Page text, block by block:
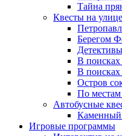
Тайна
Квесты на улице
Берегом
В поисках
В
Остров
По местам
Автобусные
Каменный
Игровые программы